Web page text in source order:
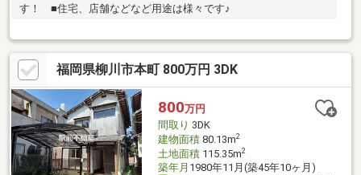
す！ ■住宅、店舗などなど用途は様々です♪
福岡県柳川市本町 800万円 3DK
800万円
間取り 3DK
建物面積80.13m2
土地面積115.35m2
築年月 1980年11月(築45年10ヶ月)